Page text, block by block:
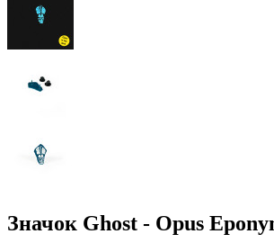
Значок Ghost - Opus